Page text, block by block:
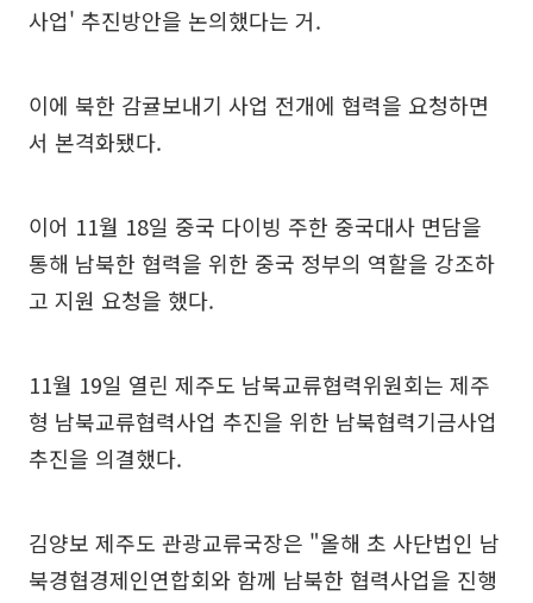
사업' 추진방안을 논의했다는 거.
이에 북한 감귤보내기 사업 전개에 협력을 요청하면
서 본격화됐다.
이어 11월 18일 중국 다이빙 주한 중국대사 면담을
통해 남북한 협력을 위한 중국 정부의 역할을 강조하
고 지원 요청을 했다.
11월 19일 열린 제주도 남북교류협력위원회는 제주
형 남북교류협력사업 추진을 위한 남북협력기금사업
추진을 의결했다.
김양보 제주도 관광교류국장은 "올해 초 사단법인 남
북경협경제인연합회와 함께 남북한 협력사업을 진행